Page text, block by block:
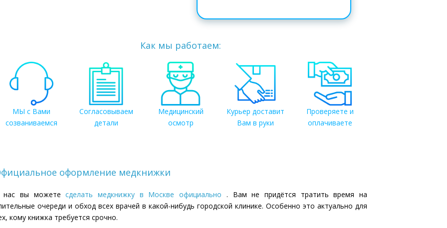
Как мы работаем:
МЫ с Вами
созваниваемся
Согласовываем
детали
Медицинский
осмотр
Курьер доставит
Вам в руки
Проверяете и
оплачиваете
оформление медкнижки
нас вы можетесделать медкнижку в Москве официально . Вам не придётся тратить время на
очереди и обход всех врачей в какой-нибудь городской клинике. Особенно это актуально для
кому книжка требуется срочно.